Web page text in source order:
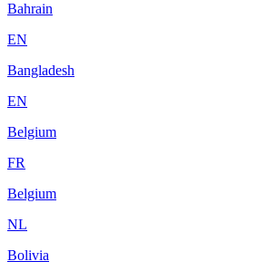
Bahrain
EN
Bangladesh
EN
Belgium
FR
Belgium
NL
Bolivia